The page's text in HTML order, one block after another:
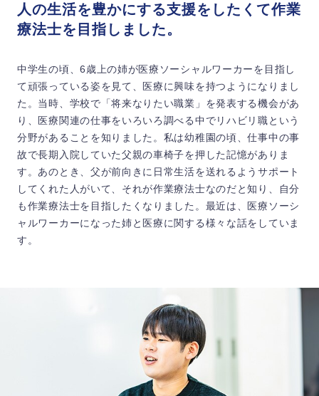
人の生活を豊かにする支援をしたくて作業
療法士を目指しました。
中学生の頃、6歳上の姉が医療ソーシャルワーカーを目指し
て頑張っている姿を見て、医療に興味を持つようになりまし
た。当時、学校で「将来なりたい職業」を発表する機会があ
り、医療関連の仕事をいろいろ調べる中でリハビリ職という
分野があることを知りました。私は幼稚園の頃、仕事中の事
故で長期入院していた父親の車椅子を押した記憶がありま
す。あのとき、父が前向きに日常生活を送れるようサポート
してくれた人がいて、それが作業療法士なのだと知り、自分
も作業療法士を目指したくなりました。最近は、医療ソーシ
ャルワーカーになった姉と医療に関する様々な話をしていま
す。